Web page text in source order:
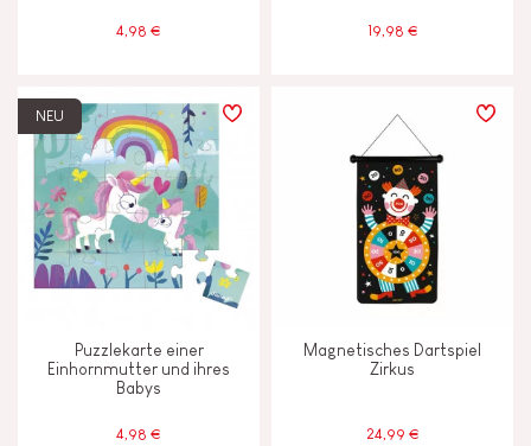
4,98 € 19,98 €
NEU
Puzzlekarte einer
Einhornmutter und ihres
Babys
4,98 €
Magnetisches Dartspiel
Zirkus
24,99 €